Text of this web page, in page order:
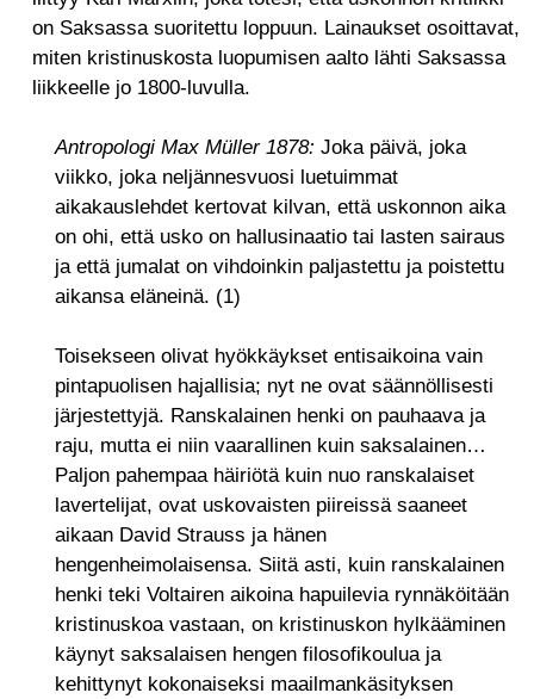
on Saksassa suoritettu loppuun. Lainaukset osoittavat,
miten kristinuskosta luopumisen aalto lähti Saksassa
liikkeelle jo 1800-luvulla.
Antropologi Max Müller 1878: Joka päivä, joka
viikko, joka neljännesvuosi luetuimmat
aikakauslehdet kertovat kilvan, että uskonnon aika
on ohi, että usko on hallusinaatio tai lasten sairaus
ja että jumalat on vihdoinkin paljastettu ja poistettu
aikansa eläneinä. (1)
Toisekseen olivat hyökkäykset entisaikoina vain
pintapuolisen hajallisia; nyt ne ovat säännöllisesti
järjestettyjä. Ranskalainen henki on pauhaava ja
raju, mutta ei niin vaarallinen kuin saksalainen…
Paljon pahempaa häiriötä kuin nuo ranskalaiset
lavertelijat, ovat uskovaisten piireissä saaneet
aikaan David Strauss ja hänen
hengenheimolaisensa. Siitä asti, kuin ranskalainen
henki teki Voltairen aikoina hapuilevia rynnäköitään
kristinuskoa vastaan, on kristinuskon hylkääminen
käynyt saksalaisen hengen filosofikoulua ja
kehittynyt kokonaiseksi maailmankäsityksen